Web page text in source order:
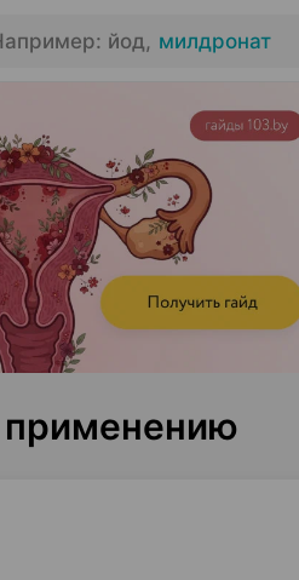
йод, милдронат
применению